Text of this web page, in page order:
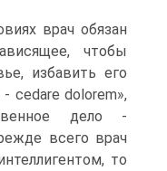
врач обязан
чтобы
избавить его
cedare dolorem»,
дело -
всего врач
то